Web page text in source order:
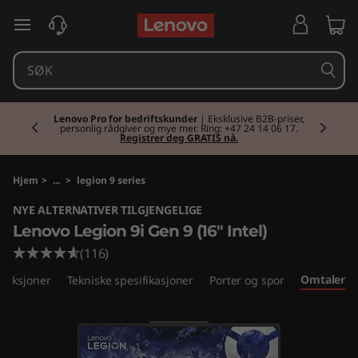
e
n
v
o
L
e
g
gå til hovedinnhold
Lenovo Pro for bedriftskunder | Eksklusive B2B-priser,
personlig rådgiver og mye mer. Ring: +47 24 14 06 17.
Registrer deg GRATIS nå.
Hjem > ... > legion 9 series
NYE ALTERNATIVER TILGJENGELIGE
Lenovo Legion 9i Gen 9 (16" Intel)
(116)
Tekniske spesifikasjoner Porter og spor Omtaler